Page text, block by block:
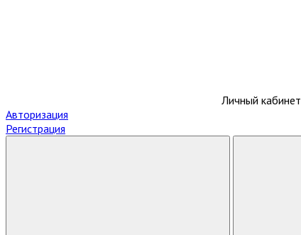
Личный кабинет
Авторизация
Регистрация